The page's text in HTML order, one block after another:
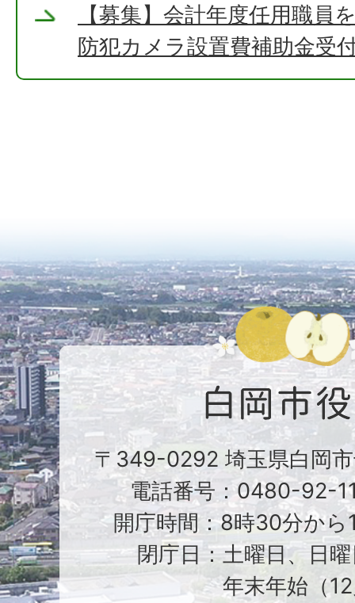
【募集】会計年度任用職員
防犯カメラ設置費補助金受
〒349-0292 埼玉県白岡
電話番号：0480-92-
開庁時間：8時30分から
閉庁日：土曜日、日
年末年始（